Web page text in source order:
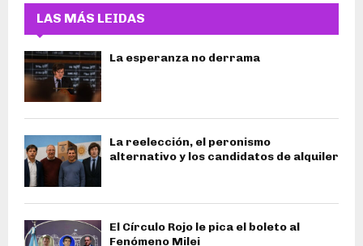
LAS MÁS LEIDAS
La esperanza no derrama
La reelección, el peronismo
alternativo y los candidatos de alquiler
El Círculo Rojo le pica el boleto al
Fenómeno Milei